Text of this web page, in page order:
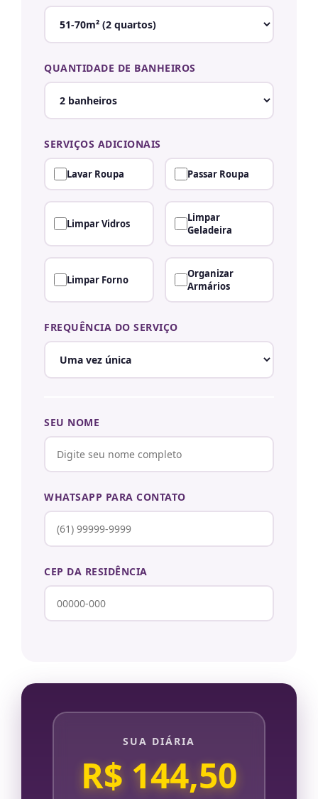
QUANTIDADE DE BANHEIROS
SERVIÇOS ADICIONAIS
Lavar Roupa Passar Roupa
Limpar Vidros
Limpar
Geladeira
Limpar Forno
Organizar
Armários
FREQUÊNCIA DO SERVIÇO
SEU NOME
WHATSAPP PARA CONTATO
CEP DA RESIDÊNCIA
SUA DIÁRIA
R$ 144,50